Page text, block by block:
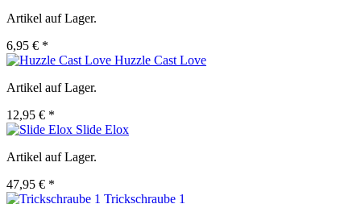
Artikel auf Lager.
6,95 € *
Huzzle Cast Love
Artikel auf Lager.
12,95 € *
Slide Elox
Artikel auf Lager.
47,95 € *
Trickschraube 1